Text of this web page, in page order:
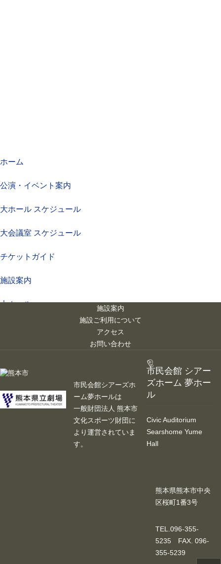
施設案内
施設ご利用について
アクセス
お問い合わせ
市民会館シアーズホ
ーム夢ホールは
一般財団法人 熊本市
文化スポーツ財団に
より運営されていま
す。
市民会館 シアー
ズホーム 夢ホー
ル
Civic Auditorium
Searshome Yume
Hall
熊本県熊本市中央
区桜町1番3号
TEL.096-355-
5235 FAX. 096-
355-5239
ホーム
公演・イベント案内
大ホール スケジュール
大会議室 スケジュール
チケットガイド
施設案内
大ホール
中小会議室
展示ロビー